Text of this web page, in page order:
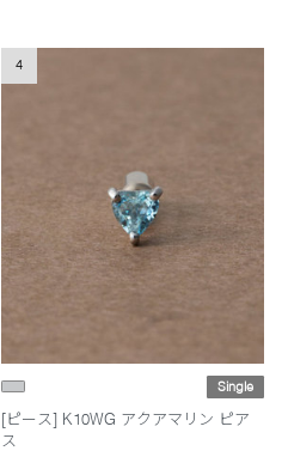
4
Single
[ピース] K10WG アクアマリン ピア
ス